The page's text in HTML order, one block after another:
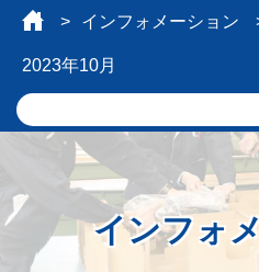
インフォメーション
2023年10月
インフォ